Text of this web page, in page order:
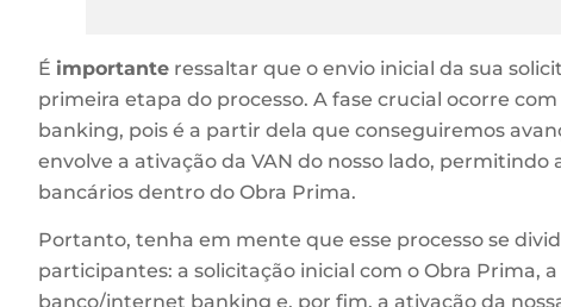
É importanteressaltar que o envio inicial da sua
primeira etapa do processo. A fase crucial ocorre
banking, pois é a partir dela que conseguiremos
envolve a ativação da VAN do nosso lado, permitindo
bancários dentro do Obra Prima.
Portanto, tenha em mente que esse processo se
participantes: a solicitação inicial com o Obra Prima,
banco/internet banking e, por fim, a ativação da